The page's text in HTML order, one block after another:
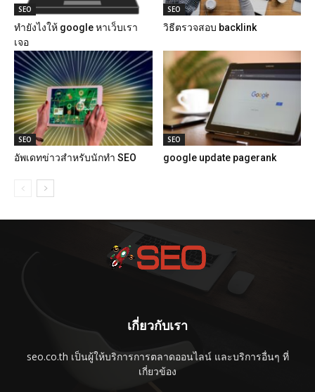
SEO
ทํายังไงให้ google หาเว็บเรา
เจอ
SEO
วิธีตรวจสอบ backlink
SEO
อัพเดทข่าวสำหรับนักทำ SEO
SEO
google update pagerank
เกี่ยวกับเรา
seo.co.th เป็นผู้ให้บริการการตลาดออนไลน์ และบริการอื่นๆ ที่
เกี่ยวข้อง